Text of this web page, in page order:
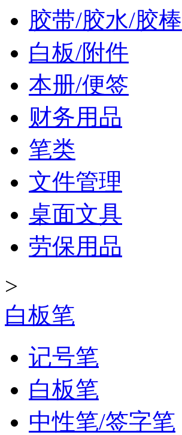
胶带/胶水/胶棒
白板/附件
本册/便签
财务用品
笔类
文件管理
桌面文具
劳保用品
>
白板笔
记号笔
白板笔
中性笔/签字笔